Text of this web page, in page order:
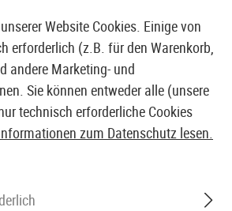
AIRSOFT SHOP & GROßHÄNDLER
Website Cookies. Einige von
erforderlich (z.B. für den Warenkorb,
andere Marketing- und
Sie können entweder alle (unsere
technisch erforderliche Cookies
zum Datenschutz lesen.